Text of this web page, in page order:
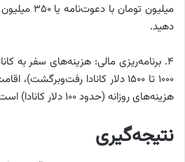
میلیون
دهید.
۴. برنامه‌ریزی مالی: هزینه‌های سفر به
هزینه‌های روزانه (حدود ۱۰۰ دلار کانادا) است.
نتیجه‌گیری